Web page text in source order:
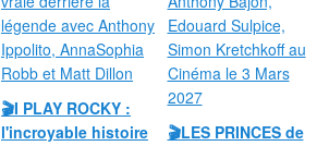
🎬I PLAY ROCKY :
l'incroyable histoire
🎬LES PRINCES de